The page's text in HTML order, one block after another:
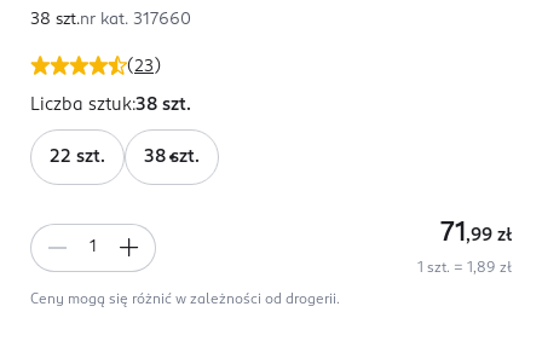
(23 )
38 szt.nr kat. 317660
Liczba sztuk:38 szt.
22 szt. 38 szt.
71 ,99 zł
1 szt. = 1,89 zł
Ceny mogą się różnić w zależności od drogerii.